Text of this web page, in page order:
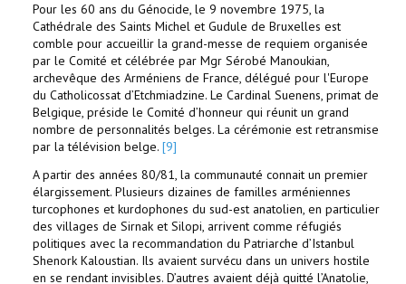
Pour les 60 ans du Génocide, le 9 novembre 1975, la
Cathédrale des Saints Michel et Gudule de Bruxelles est
comble pour accueillir la grand-messe de requiem organisée
par le Comité et célébrée par Mgr Sérobé Manoukian,
archevêque des Arméniens de France, délégué pour l'Europe
du Catholicossat d’Etchmiadzine. Le Cardinal Suenens, primat de
Belgique, préside le Comité d’honneur qui réunit un grand
nombre de personnalités belges. La cérémonie est retransmise
par la télévision belge. [9]
A partir des années 80/81, la communauté connait un premier
élargissement. Plusieurs dizaines de familles arméniennes
turcophones et kurdophones du sud-est anatolien, en particulier
des villages de Sirnak et Silopi, arrivent comme réfugiés
politiques avec la recommandation du Patriarche d’Istanbul
Shenork Kaloustian. Ils avaient survécu dans un univers hostile
en se rendant invisibles. D’autres avaient déjà quitté l’Anatolie,